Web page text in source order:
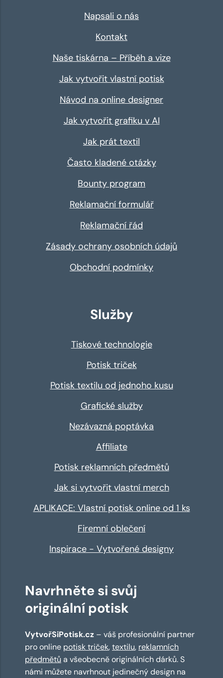
Napsali o nás
Kontakt
Naše tiskárna – Příběh a vize
Jak vytvořit vlastní potisk
Návod na online designer
Jak vytvořit grafiku v AI
Jak prát textil
Často kladené otázky
Bounty program
Reklamační formulář
Reklamační řád
Zásady ochrany osobních údajů
Obchodní podmínky
Služby
Tiskové technologie
Potisk triček
Potisk textilu od jednoho kusu
Grafické služby
Nezávazná poptávka
Affiliate
Potisk reklamních předmětů
Jak si vytvořit vlastní merch
APLIKACE: Vlastní potisk online od 1 ks
Firemní oblečení
Inspirace - Vytvořené designy
Navrhněte si svůj
originální potisk
VytvořSiPotisk.cz – váš profesionální partner
pro online potisk triček,textilu, reklamních
předmětů a všeobecně originálních dárků. S
námi můžete navrhnout jedinečný design na